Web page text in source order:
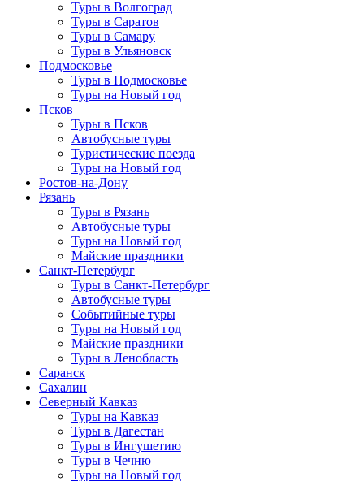
Туры в Волгоград
Туры в Саратов
Туры в Самару
Туры в Ульяновск
Подмосковье
Туры в Подмосковье
Туры на Новый год
Псков
Туры в Псков
Автобусные туры
Туристические поезда
Туры на Новый год
Ростов-на-Дону
Рязань
Туры в Рязань
Автобусные туры
Туры на Новый год
Майские праздники
Санкт-Петербург
Туры в Санкт-Петербург
Автобусные туры
Событийные туры
Туры на Новый год
Майские праздники
Туры в Ленобласть
Саранск
Сахалин
Северный Кавказ
Туры на Кавказ
Туры в Дагестан
Туры в Ингушетию
Туры в Чечню
Туры на Новый год